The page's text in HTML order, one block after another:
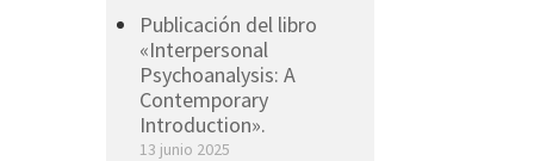
Publicación del libro
«Interpersonal
Psychoanalysis: A
Contemporary
Introduction».
13 junio 2025